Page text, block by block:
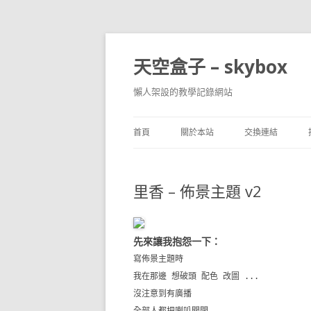
天空盒子 – skybox
懶人架設的教學記錄網站
首頁 關於本站 交換連結
里香 – 佈景主題 v2
先來讓我抱怨一下：
寫佈景主題時
我在那邊 想破頭 配色 改圖 ...
沒注意到有廣播